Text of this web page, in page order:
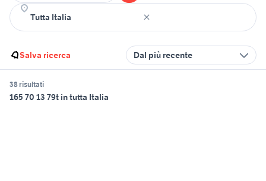
Salva ricerca Dal più recente
38 risultati
165 70 13 79t in tutta Italia